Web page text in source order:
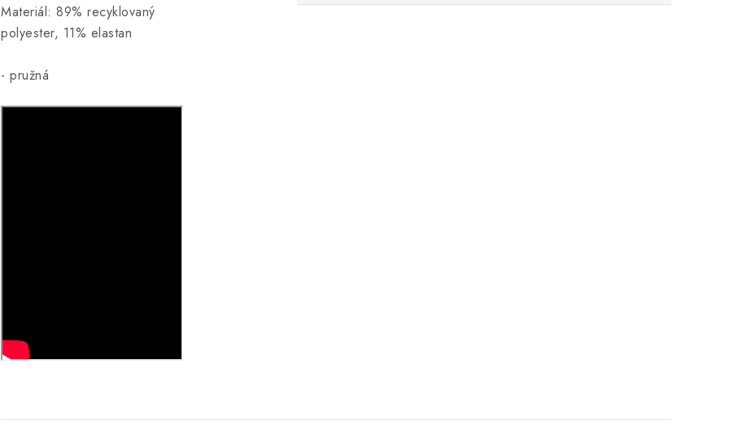
Materiál: 89% recyklovaný
polyester, 11% elastan
- pružná